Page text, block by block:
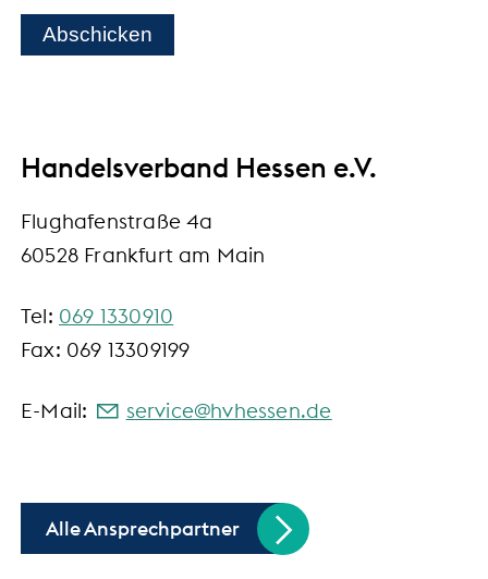
Abschicken
Handelsverband Hessen e.V.
Flughafenstraße 4a
60528 Frankfurt am Main
Tel: 069 1330910
Fax: 069 13309199
E-Mail: s rv c hvh ss n d
Alle Ansprechpartner